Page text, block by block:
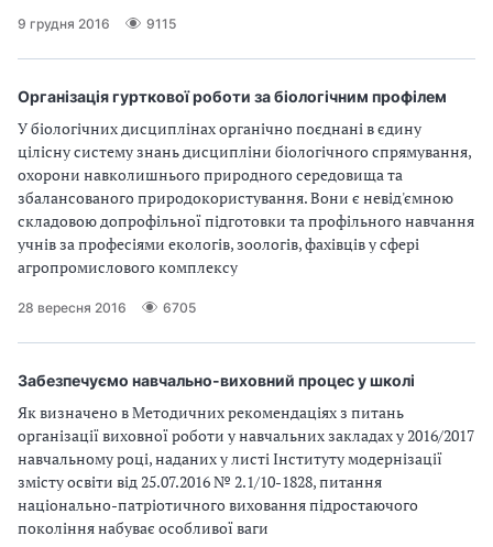
9 грудня 2016 9115
Організація гурткової роботи за біологічним профілем
У біологічних дисциплінах органічно поєднані в єдину
цілісну систему знань дисципліни біологічного спрямування,
охорони навколишнього природного середовища та
збалансованого природокористування. Вони є невід'ємною
складовою допрофільної підготовки та профільного навчання
учнів за професіями екологів, зоологів, фахівців у сфері
агропромислового комплексу
28 вересня 2016 6705
Забезпечуємо навчально-виховний процес у школі
Як визначено в Методичних рекомендаціях з питань
організації виховної роботи у навчальних закладах у 2016/2017
навчальному році, наданих у листі Інституту модернізації
змісту освіти від 25.07.2016 № 2.1/10-1828, питання
національно-патріотичного виховання підростаючого
покоління набуває особливої ваги